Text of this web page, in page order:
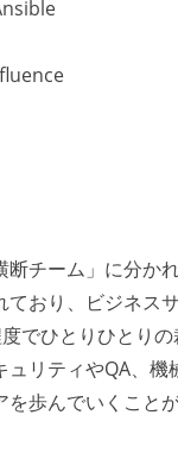
チーム」に分か
おり、ビジネス
でひとりひとり
リティやQA、
歩んでいくこと